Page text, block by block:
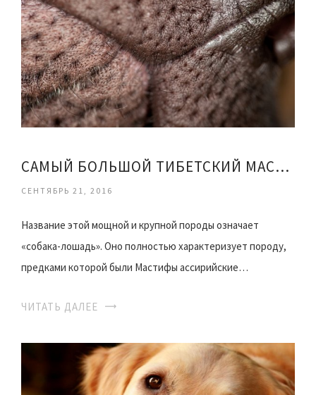
САМЫЙ БОЛЬШОЙ ТИБЕТСКИЙ МАСТИФ ВИДЕО
СЕНТЯБРЬ 21, 2016
Название этой мощной и крупной породы означает
«собака-лошадь». Оно полностью характеризует породу,
предками которой были Мастифы ассирийские…
ЧИТАТЬ ДАЛЕЕ